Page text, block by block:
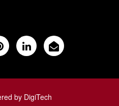
by DigiTech